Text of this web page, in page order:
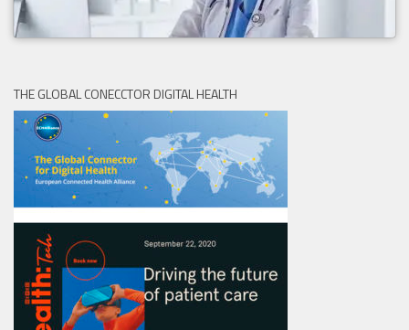
THE GLOBAL CONECCTOR DIGITAL HEALTH